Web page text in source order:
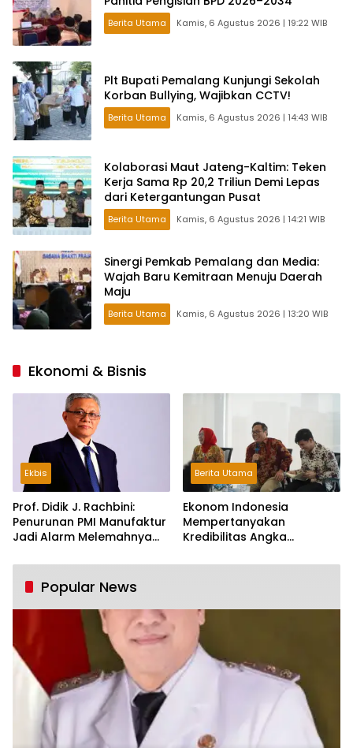
Berita Utama Kamis, 6 Agustus 2026 | 19:22 WIB
Plt Bupati Pemalang Kunjungi Sekolah
Korban Bullying, Wajibkan CCTV!
Berita Utama Kamis, 6 Agustus 2026 | 14:43 WIB
Kolaborasi Maut Jateng-Kaltim: Teken
Kerja Sama Rp 20,2 Triliun Demi Lepas
dari Ketergantungan Pusat
Berita Utama Kamis, 6 Agustus 2026 | 14:21 WIB
Sinergi Pemkab Pemalang dan Media:
Wajah Baru Kemitraan Menuju Daerah
Maju
Berita Utama Kamis, 6 Agustus 2026 | 13:20 WIB
Ekonomi & Bisnis
Ekbis
Prof. Didik J. Rachbini:
Penurunan PMI Manufaktur
Jadi Alarm Melemahnya
Berita Utama
Ekonom Indonesia
Mempertanyakan
Kredibilitas Angka
Tumbuh Tapi Rapuh
Popular News